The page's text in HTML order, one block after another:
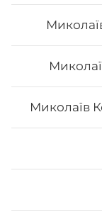
Миколаїв
перевищує 600